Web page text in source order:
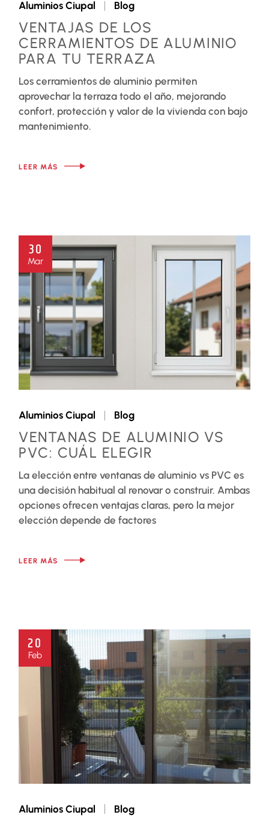
Aluminios Ciupal Blog
VENTAJAS DE LOS
CERRAMIENTOS DE ALUMINIO
PARA TU TERRAZA
Los cerramientos de aluminio permiten
aprovechar la terraza todo el año, mejorando
confort, protección y valor de la vivienda con bajo
mantenimiento.
LEER MÁS
30
Mar
Aluminios Ciupal Blog
VENTANAS DE ALUMINIO VS
PVC: CUÁL ELEGIR
La elección entre ventanas de aluminio vs PVC es
una decisión habitual al renovar o construir. Ambas
opciones ofrecen ventajas claras, pero la mejor
elección depende de factores
LEER MÁS
20
Feb
Aluminios Ciupal Blog